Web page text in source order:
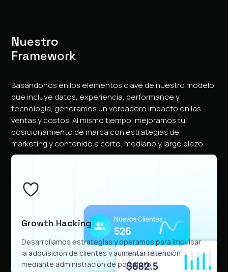
Nuestro
Framework
Basándonos en los elementos clave de nuestro modelo,
que incluye datos, experiencia, performance y
tecnología, generamos un verdadero impacto en las
ventas y costos. Al mismo tiempo, mejoramos tu
posicionamiento de marca con estrategias de
marketing y contenido a corto, mediano y largo plazo.
Growth Hacking
Desarrollamos estrategias y operamos para impulsar
la adquisición de clientes y aumentar retención
mediante administración de portafolio.